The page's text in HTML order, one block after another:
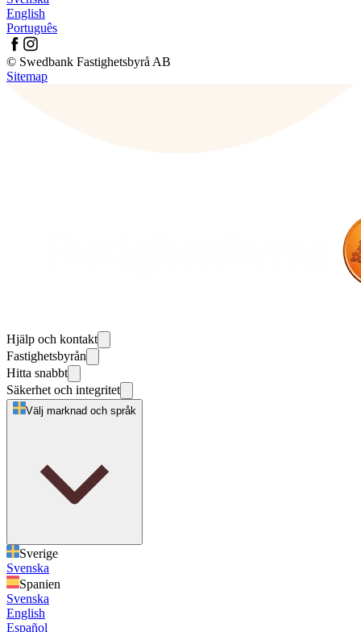
English
Português
© Swedbank Fastighetsbyrå AB
Sitemap
Hjälp och kontakt
Fastighetsbyrån
Hitta snabbt
Säkerhet och integritet
Välj marknad och språk
Sverige
Svenska
Spanien
Svenska
English
Español